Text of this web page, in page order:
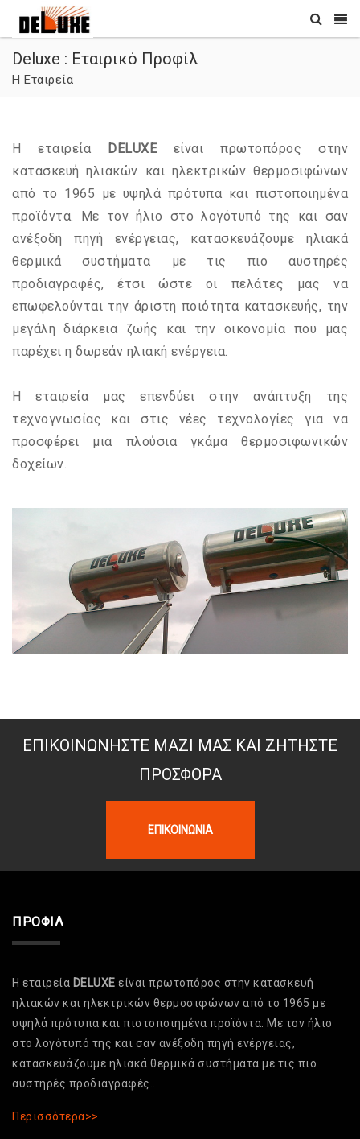
Deluxe : Εταιρικό Προφίλ
Η Εταιρεία
Η εταιρεία DELUXE είναι πρωτοπόρος στην
κατασκευή ηλιακών και ηλεκτρικών θερμοσιφώνων
από το 1965 με υψηλά πρότυπα και πιστοποιημένα
προϊόντα. Με τον ήλιο στο λογότυπό της και σαν
ανέξοδη πηγή ενέργειας, κατασκευάζουμε ηλιακά
θερμικά συστήματα με τις πιο αυστηρές
προδιαγραφές, έτσι ώστε οι πελάτες μας να
επωφελούνται την άριστη ποιότητα κατασκευής, την
μεγάλη διάρκεια ζωής και την οικονομία που μας
παρέχει η δωρεάν ηλιακή ενέργεια.
Η εταιρεία μας επενδύει στην ανάπτυξη της
τεχνογνωσίας και στις νέες τεχνολογίες για να
προσφέρει μια πλούσια γκάμα θερμοσιφωνικών
δοχείων.
ΕΠΙΚΟΙΝΩΝΉΣΤΕ ΜΑΖΊ ΜΑΣ ΚΑΙ ΖΗΤΉΣΤΕ
ΠΡΟΣΦΟΡΆ
ΕΠΙΚΟΙΝΩΝΊΑ
ΠΡΟΦΊΛ
Η εταιρεία DELUXE είναι πρωτοπόρος στην κατασκευή
ηλιακών και ηλεκτρικών θερμοσιφώνων από το 1965 με
υψηλά πρότυπα και πιστοποιημένα προϊόντα. Με τον ήλιο
στο λογότυπό της και σαν ανέξοδη πηγή ενέργειας,
κατασκευάζουμε ηλιακά θερμικά συστήματα με τις πιο
αυστηρές προδιαγραφές..
Περισσότερα>>